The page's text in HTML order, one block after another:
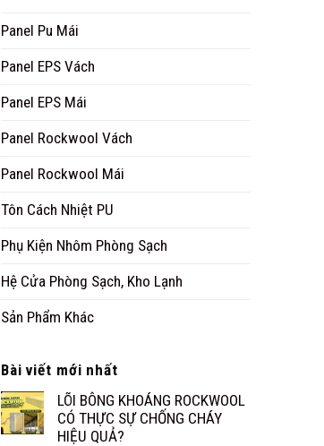
Panel Pu Mái
Panel EPS Vách
Panel EPS Mái
Panel Rockwool Vách
Panel Rockwool Mái
Tôn Cách Nhiệt PU
Phụ Kiện Nhôm Phòng Sạch
Hệ Cửa Phòng Sạch, Kho Lạnh
Sản Phẩm Khác
Bài viết mới nhất
LÕI BÔNG KHOÁNG ROCKWOOL
CÓ THỰC SỰ CHỐNG CHÁY
HIỆU QUẢ?